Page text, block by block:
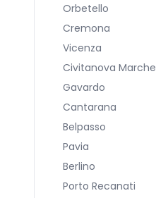
Orbetello
Cremona
Vicenza
Civitanova Marche
Gavardo
Cantarana
Belpasso
Pavia
Berlino
Porto Recanati